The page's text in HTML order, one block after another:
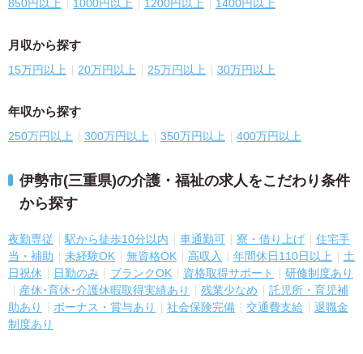
850円以上 1000円以上 1200円以上 1400円以上
月収から探す
15万円以上 20万円以上 25万円以上 30万円以上
年収から探す
250万円以上 300万円以上 350万円以上 400万円以上
伊勢市(三重県)の介護・福祉の求人をこだわり条件
から探す
夜勤専従 駅から徒歩10分以内 車通勤可 寮・借り上げ
住宅手
当・補助
未経験OK 無資格OK 高収入 年間休日110日以上
土
日祝休
日勤のみ ブランクOK 資格取得サポート
研修制度あり
産休･育休･介護休暇取得実績あり
残業少なめ
託児所・育児補
助あり
ボーナス・賞与あり 社会保険完備 交通費支給
退職金
制度あり